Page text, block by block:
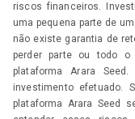
riscos financeiros.
uma pequena parte de
não existe garantia de
perder parte ou todo o
plataforma Arara
investimento efetuado.
plataforma Arara Seed